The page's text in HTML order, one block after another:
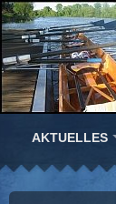
AKTUELLES